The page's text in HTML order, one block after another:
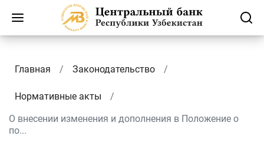
Главная Законодательство
Нормативные акты
О внесении изменения и дополнения в Положение о
по...